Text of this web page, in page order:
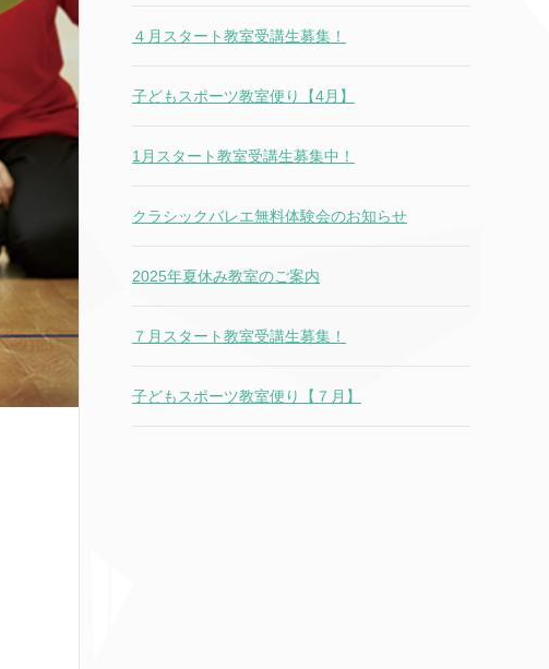
４月スタート教室受講生募集！
子どもスポーツ教室便り【4月】
1月スタート教室受講生募集中！
クラシックバレエ無料体験会のお知らせ
2025年夏休み教室のご案内
７月スタート教室受講生募集！
子どもスポーツ教室便り【７月】